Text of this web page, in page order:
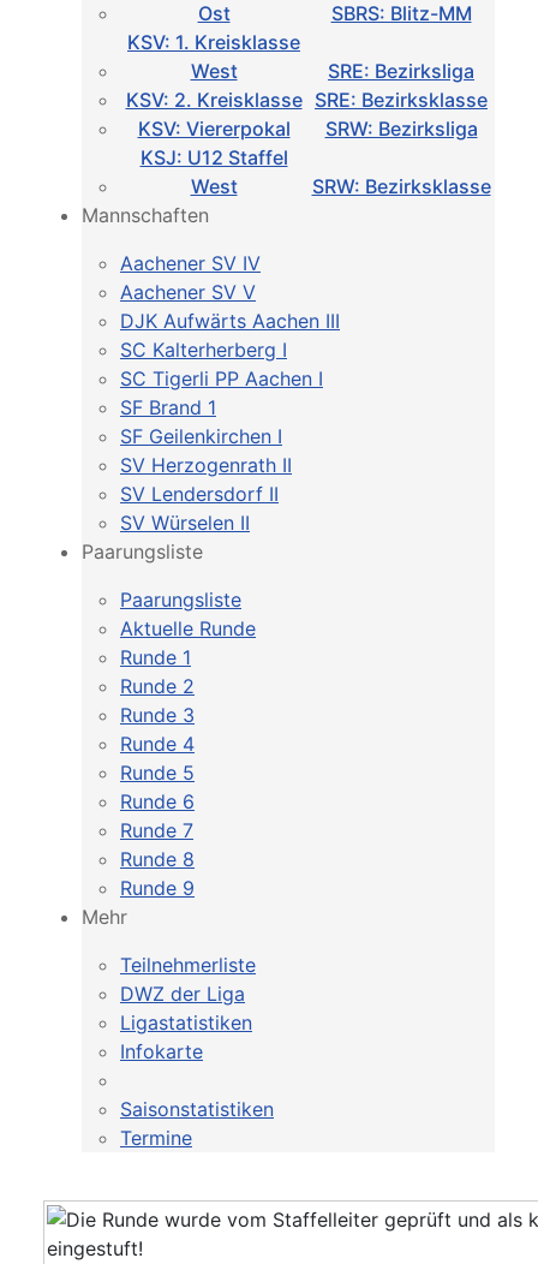
Ost
SBRS: Blitz-MM
KSV: 1. Kreisklasse
West
SRE: Bezirksliga
KSV: 2. Kreisklasse SRE: Bezirksklasse
KSV: Viererpokal
SRW: Bezirksliga
KSJ: U12 Staffel
West
SRW: Bezirksklasse
Mannschaften
Aachener SV IV
Aachener SV V
DJK Aufwärts Aachen III
SC Kalterherberg I
SC Tigerli PP Aachen I
SF Brand 1
SF Geilenkirchen I
SV Herzogenrath II
SV Lendersdorf II
SV Würselen II
Paarungsliste
Paarungsliste
Aktuelle Runde
Runde 1
Runde 2
Runde 3
Runde 4
Runde 5
Runde 6
Runde 7
Runde 8
Runde 9
Mehr
Teilnehmerliste
DWZ der Liga
Ligastatistiken
Infokarte
Saisonstatistiken
Termine